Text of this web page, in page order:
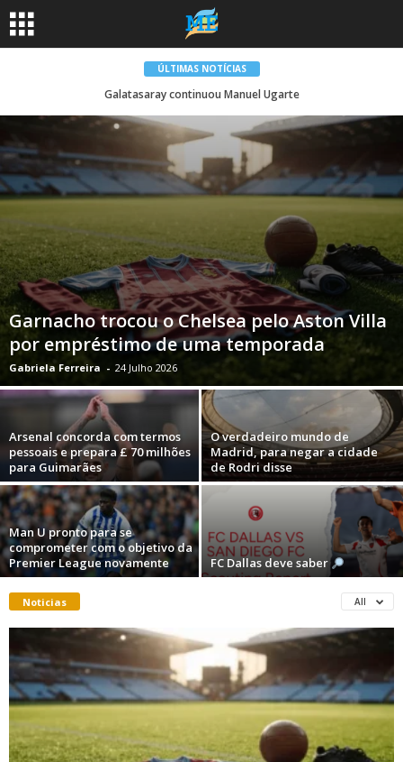
ÚLTIMAS NOTÍCIAS
Galatasaray continuou Manuel Ugarte
Garnacho trocou o Chelsea pelo Aston Villa
por empréstimo de uma temporada
Gabriela Ferreira - 24 Julho 2026
Arsenal concorda com termos
pessoais e prepara £ 70 milhões
para Guimarães
O verdadeiro mundo de
Madrid, para negar a cidade
de Rodri disse
Man U pronto para se
comprometer com o objetivo da
Premier League novamente
FC Dallas deve saber
Noticias All